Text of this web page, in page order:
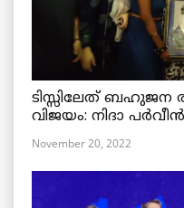
ടിസ്സിലേത് ബഹുജന
വിജയം: നിദാ
November 20, 2022